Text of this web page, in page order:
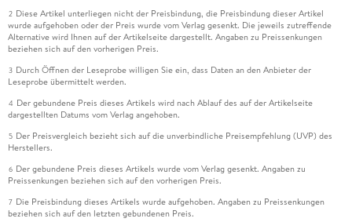
2 Diese Artikel unterliegen nicht der Preisbindung, die Preisbindung dieser Artikel
wurde aufgehoben oder der Preis wurde vom Verlag gesenkt. Die jeweils zutreffende
Alternative wird Ihnen auf der Artikelseite dargestellt. Angaben zu Preissenkungen
beziehen sich auf den vorherigen Preis.
3 Durch Öffnen der Leseprobe willigen Sie ein, dass Daten an den Anbieter der
Leseprobe übermittelt werden.
4 Der gebundene Preis dieses Artikels wird nach Ablauf des auf der Artikelseite
dargestellten Datums vom Verlag angehoben.
5 Der Preisvergleich bezieht sich auf die unverbindliche Preisempfehlung (UVP) des
Herstellers.
6 Der gebundene Preis dieses Artikels wurde vom Verlag gesenkt. Angaben zu
Preissenkungen beziehen sich auf den vorherigen Preis.
7 Die Preisbindung dieses Artikels wurde aufgehoben. Angaben zu Preissenkungen
beziehen sich auf den letzten gebundenen Preis.